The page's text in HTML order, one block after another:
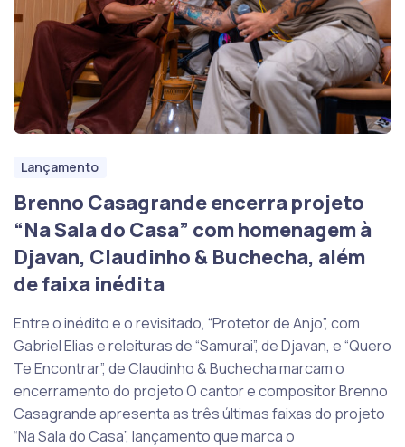
Lançamento
Brenno Casagrande encerra projeto
“Na Sala do Casa” com homenagem à
Djavan, Claudinho & Buchecha, além
de faixa inédita
Entre o inédito e o revisitado, “Protetor de Anjo”, com
Gabriel Elias e releituras de “Samurai”, de Djavan, e “Quero
Te Encontrar”, de Claudinho & Buchecha marcam o
encerramento do projeto O cantor e compositor Brenno
Casagrande apresenta as três últimas faixas do projeto
“Na Sala do Casa”, lançamento que marca o